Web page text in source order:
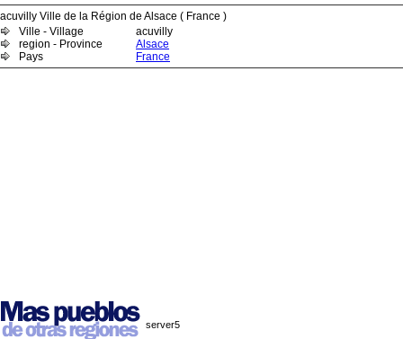
acuvilly Ville de la Région de Alsace ( France )
Ville - Village
acuvilly
region - Province
Alsace
Pays
France
server5